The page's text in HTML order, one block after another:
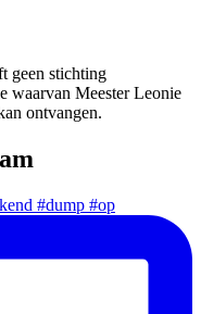
geen stichting
waarvan Meester Leonie
ontvangen.
#dump #op